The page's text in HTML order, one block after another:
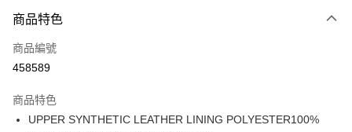
信用卡
Apple Pay
AlipayHK
商品特色
商品編號
458589
商品特色
UPPER SYNTHETIC LEATHER LINING POLYESTER100%